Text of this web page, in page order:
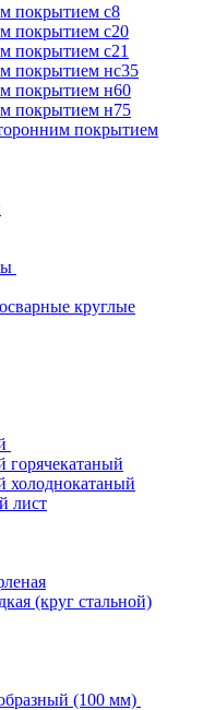
покрытием с8
покрытием с20
покрытием с21
покрытием нс35
покрытием н60
покрытием н75
покрытием
круглые
горячекатаный
холоднокатаный
лист
(круг стальной)
(100 мм)